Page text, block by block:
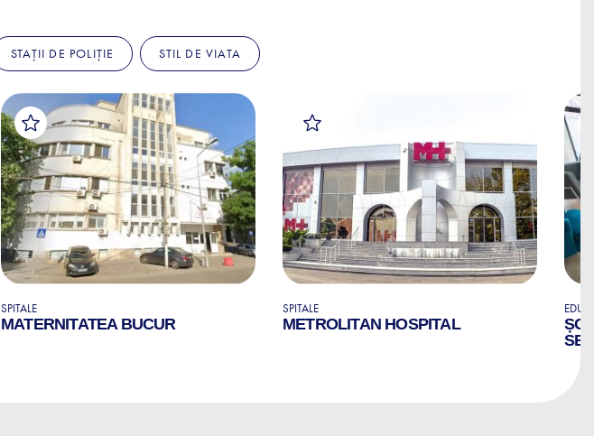
STAȚII DE POLIȚIE STIL DE VIATA
SPITALE
MATERNITATEA BUCUR
SPITALE
METROLITAN HOSPITAL